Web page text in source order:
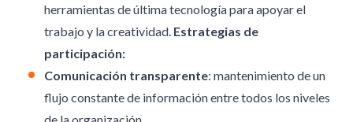
herramientas de última tecnología para apoyar el
trabajo y la creatividad. Estrategias de
participación:
Comunicación transparente: mantenimiento de un
flujo constante de información entre todos los niveles